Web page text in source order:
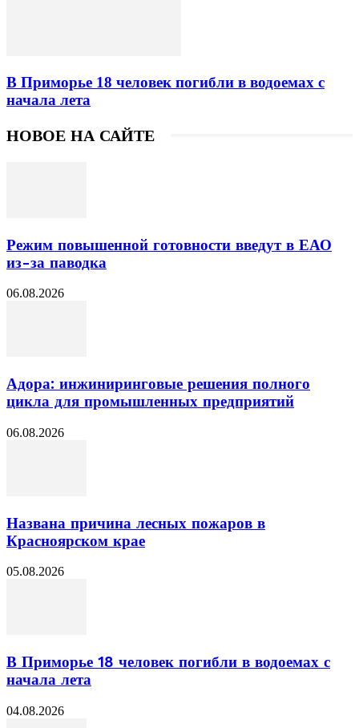
В Приморье 18 человек погибли в водоемах с
начала лета
НОВОЕ НА САЙТЕ
Режим повышенной готовности введут в ЕАО
из-за паводка
06.08.2026
Адора: инжиниринговые решения полного
цикла для промышленных предприятий
06.08.2026
Названа причина лесных пожаров в
Красноярском крае
05.08.2026
В Приморье 18 человек погибли в водоемах с
начала лета
04.08.2026